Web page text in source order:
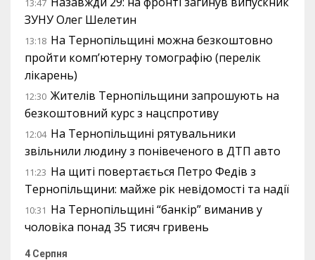
13:47
ЗУНУ Олег Шелетин
13:18 На Тернопільщині можна безкоштовно
пройти комп’ютерну томографію (перелік
лікарень)
12:30 Жителів Тернопільщини запрошують на
безкоштовний курс з нацспротиву
12:04 На Тернопільщині рятувальники
звільнили людину з понівеченого в ДТП авто
11:23 На щиті повертається Петро Федів з
Тернопільщини: майже рік невідомості та надії
10:31 На Тернопільщині “банкір” виманив у
чоловіка понад 35 тисяч гривень
4 Серпня